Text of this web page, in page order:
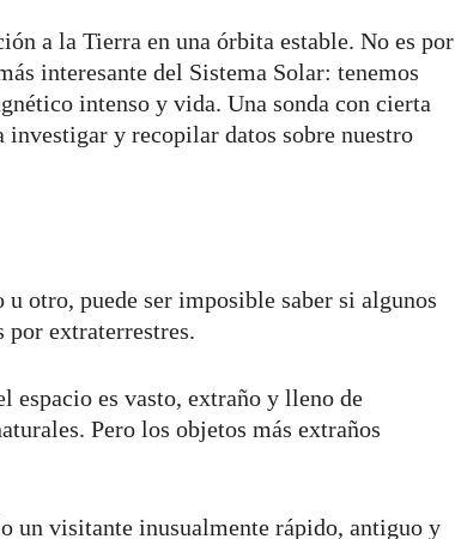
a la Tierra en una órbita estable. No es por
interesante del Sistema Solar: tenemos
intenso y vida. Una sonda con cierta
y recopilar datos sobre nuestro
otro, puede ser imposible saber si algunos
por extraterrestres.
espacio es vasto, extraño y lleno de
Pero los objetos más extraños
un visitante inusualmente rápido, antiguo y